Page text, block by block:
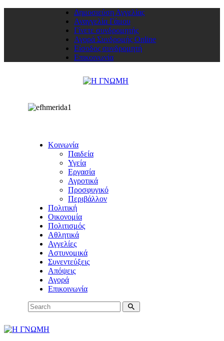
Δημοσιεύση Αγγελίας
Αναγγελία Γάμου
Γίνετε συνδρομητής
Αγορά Συνδρομής Online
Είσοδος συνδρομητή
Επικοινωνία
Κοινωνία
Παιδεία
Υγεία
Εργασία
Αγροτικά
Προσφυγικό
Περιβάλλον
Πολιτική
Οικονομία
Πολιτισμός
Αθλητικά
Αγγελίες
Αστυνομικά
Συνεντεύξεις
Απόψεις
Αγορά
Επικοινωνία